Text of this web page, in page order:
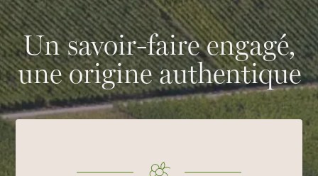
expressions intenses et aux notes subtiles.
l’eau, concentrant les composants du raisin. Les
vins obtenus présentent des notes de fruits secs,
de miel, de caramel et des arômes fumés.
Un savoir-faire engagé,
une origine authentique